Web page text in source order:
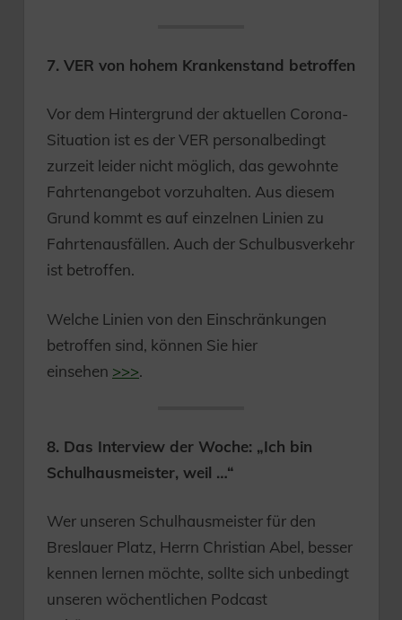
7. VER von hohem Krankenstand betroffen
Vor dem Hintergrund der aktuellen Corona-
Situation ist es der VER personalbedingt
zurzeit leider nicht möglich, das gewohnte
Fahrtenangebot vorzuhalten. Aus diesem
Grund kommt es auf einzelnen Linien zu
Fahrtenausfällen. Auch der Schulbusverkehr
ist betroffen.
Welche Linien von den Einschränkungen
betroffen sind, können Sie hier
einsehen >>>.
8. Das Interview der Woche: „Ich bin
Schulhausmeister, weil …“
Wer unseren Schulhausmeister für den
Breslauer Platz, Herrn Christian Abel, besser
kennen lernen möchte, sollte sich unbedingt
unseren wöchentlichen Podcast